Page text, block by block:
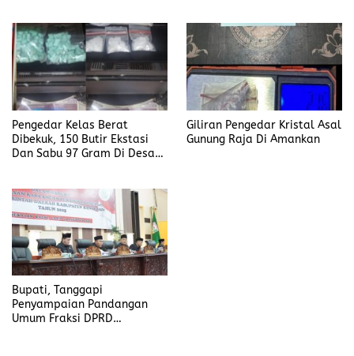
Pengedar Kelas Berat
Dibekuk, 150 Butir Ekstasi
Dan Sabu 97 Gram Di Desa
Giliran Pengedar Kristal Asal
Gunung Raja Di Amankan
Bupati, Tanggapi
Penyampaian Pandangan
Umum Fraksi DPRD